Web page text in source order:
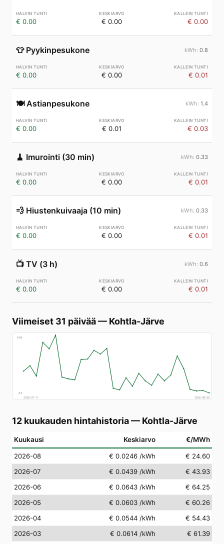
€ 0.00 € 0.00 € 0.00
👕 Pyykinpesukone 0.8
€ 0.00 € 0.00 € 0.01
🍽️ Astianpesukone 1.4
€ 0.00 € 0.01 € 0.03
🧹 Imurointi (30 min) 0.33
€ 0.00 € 0.00 € 0.01
💨 Hiustenkuivaaja (10 min) 0.33
€ 0.00 € 0.00 € 0.01
📺 TV (3 h) 0.6
€ 0.00 € 0.00 € 0.01
Viimeiset 31 päivää— Kohtla-Järve
€94
€4
2026-07-11
2026-08-09
12 kuukauden hintahistoria— Kohtla-Järve
Kuukausi Keskiarvo €/MWh
2026-08 € 0.0246 /kWh
€ 24.60
2026-07
€ 0.0439 /kWh
€ 43.93
2026-06
€ 0.0643 /kWh
€ 64.25
2026-05
€ 0.0603 /kWh
€ 60.26
2026-04
€ 0.0544 /kWh
€ 54.43
2026-03
€ 0.0614 /kWh
€ 61.39